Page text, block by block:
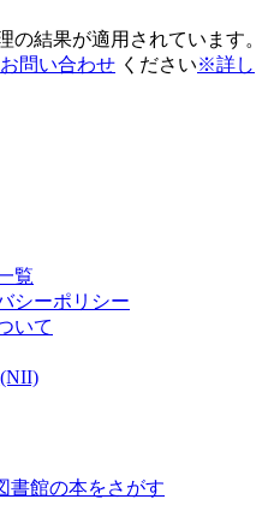
の結果が適用されています。
お問い合わせ ください※詳し
覧
シーポリシー
いて
書館の本をさがす